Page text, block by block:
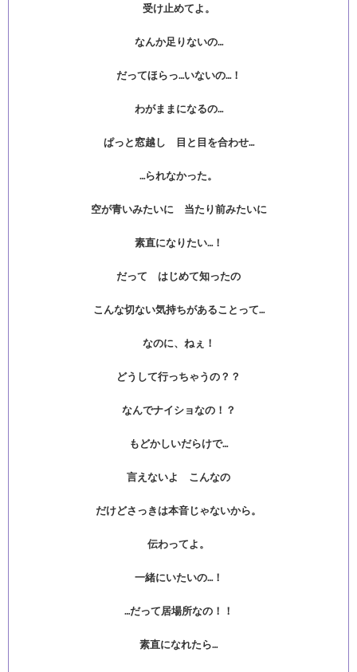
受け止めてよ。
なんか足りないの…
だってほらっ…いないの…！
わがままになるの…
ぱっと窓越し 目と目を合わせ…
…られなかった。
空が青いみたいに 当たり前みたいに
素直になりたい…！
だって はじめて知ったの
こんな切ない気持ちがあることって…
なのに、ねぇ！
どうして行っちゃうの？？
なんでナイショなの！？
もどかしいだらけで…
言えないよ こんなの
だけどさっきは本音じゃないから。
伝わってよ。
一緒にいたいの…！
…だって居場所なの！！
素直になれたら…